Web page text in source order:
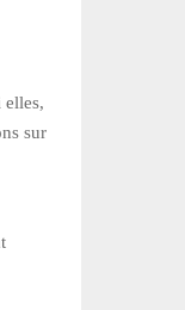
elles,
sur